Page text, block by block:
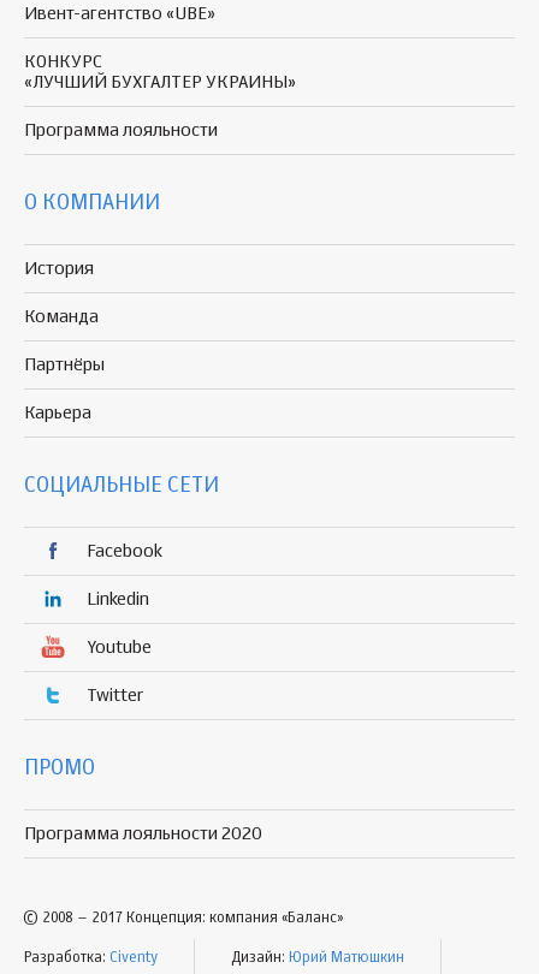
Ивент-агентство «UBE»
КОНКУРС
«ЛУЧШИЙ БУХГАЛТЕР УКРАИНЫ»
Программа лояльности
О КОМПАНИИ
История
Команда
Партнёры
Карьера
СОЦИАЛЬНЫЕ СЕТИ
Facebook
Linkedin
Youtube
Twitter
ПРОМО
Программа лояльности 2020
© 2008 – 2017 Концепция: компания «Баланс»
Разработка: Civenty Дизайн: Юрий Матюшкин